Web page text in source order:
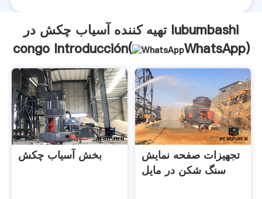
تهیه کننده آسیاب چکش در lubumbashi
congo Introducción(
WhatsApp)
بخش آسیاب چکش
تجهیزات صفحه نمایش
سنگ شکن در مایل